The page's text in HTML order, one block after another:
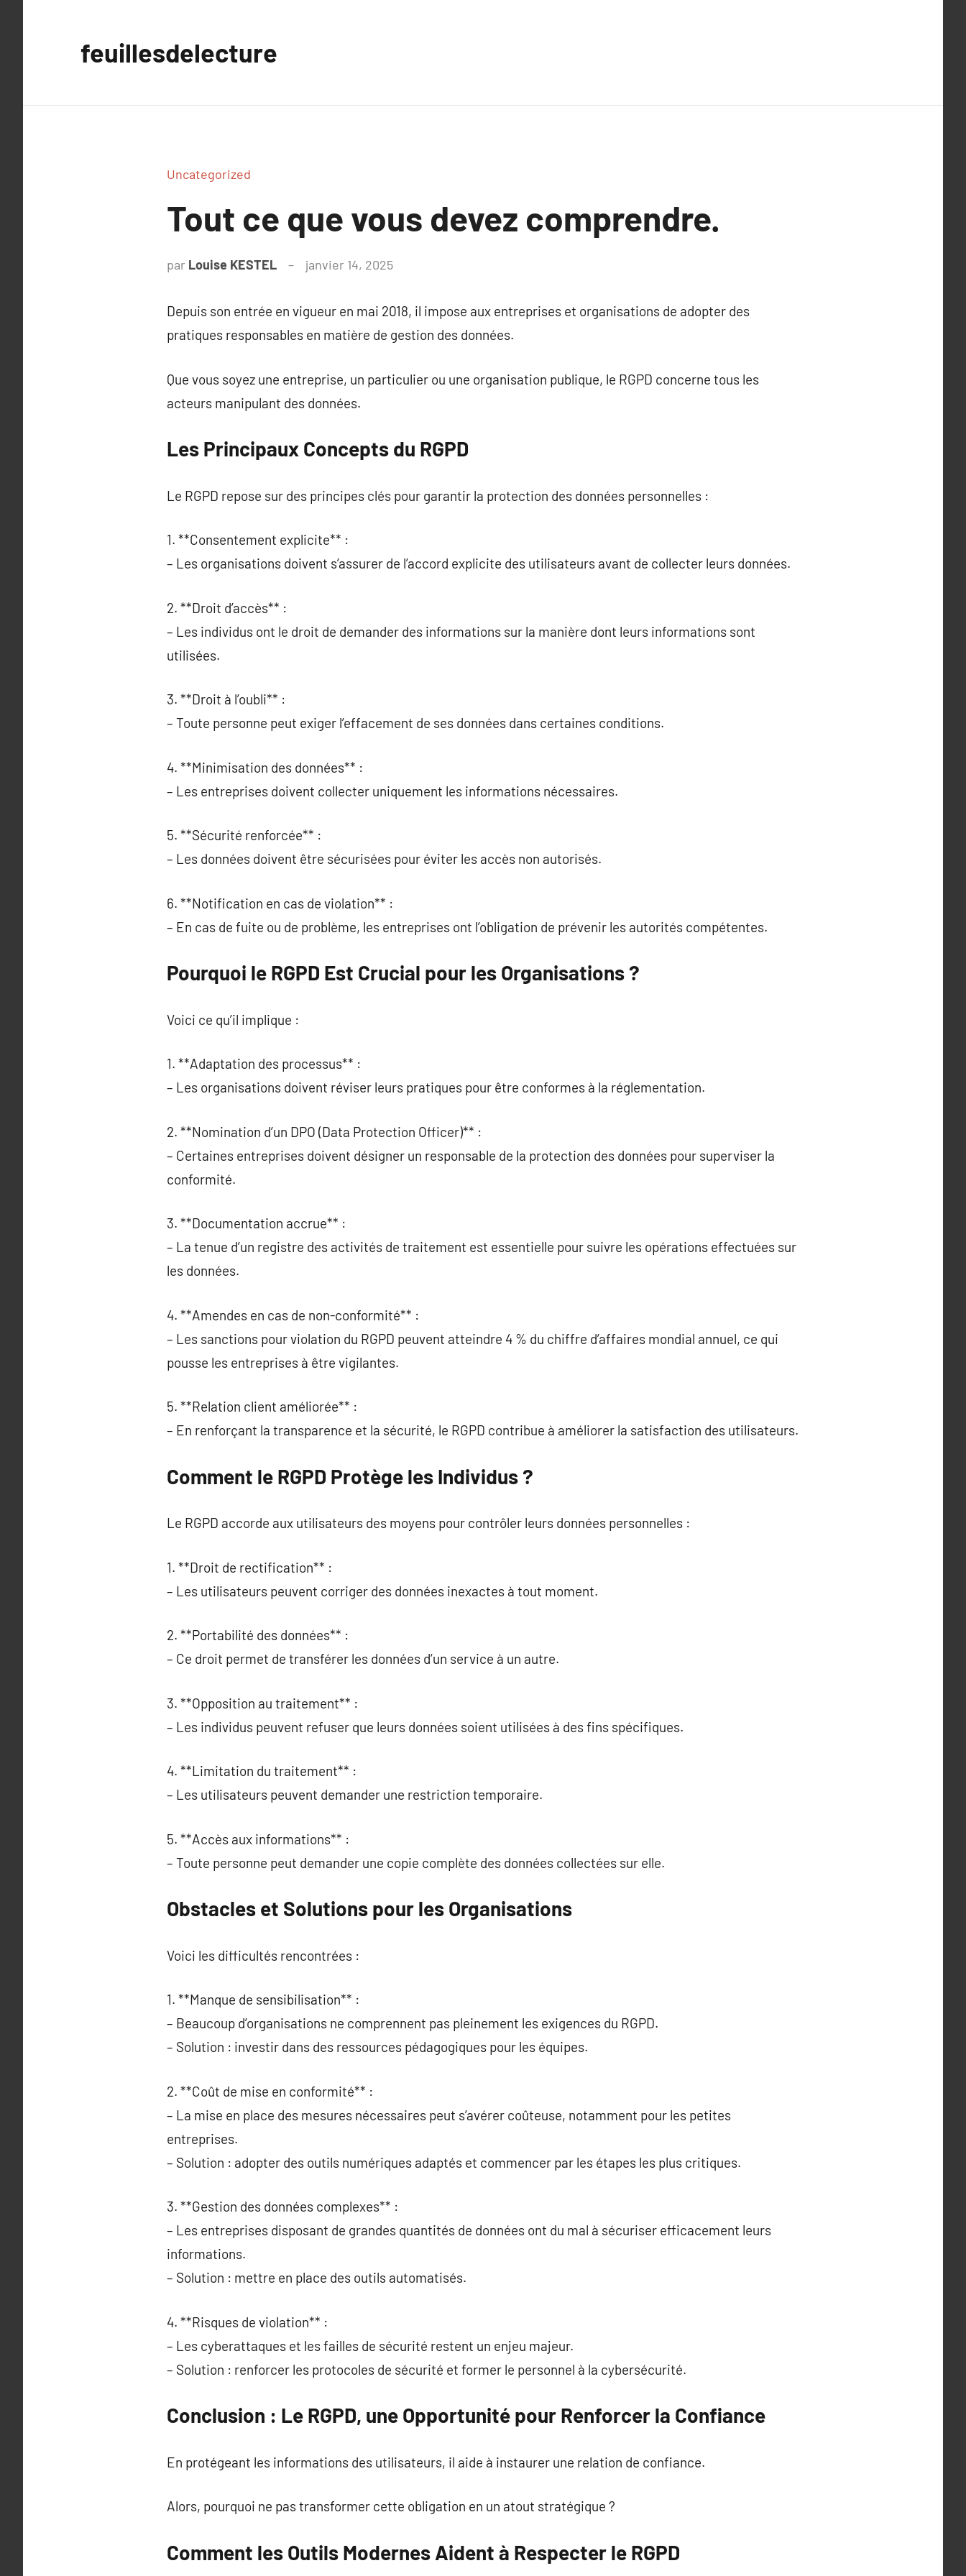
feuillesdelecture
Uncategorized
Tout ce que vous devez comprendre.
par Louise KESTEL janvier 14, 2025
Depuis son entrée en vigueur en mai 2018, il impose aux entreprises et organisations de adopter des
pratiques responsables en matière de gestion des données.
Que vous soyez une entreprise, un particulier ou une organisation publique, le RGPD concerne tous les
acteurs manipulant des données.
Les Principaux Concepts du RGPD
Le RGPD repose sur des principes clés pour garantir la protection des données personnelles :
1. **Consentement explicite** :
– Les organisations doivent s’assurer de l’accord explicite des utilisateurs avant de collecter leurs données.
2. **Droit d’accès** :
– Les individus ont le droit de demander des informations sur la manière dont leurs informations sont
utilisées.
3. **Droit à l’oubli** :
– Toute personne peut exiger l’effacement de ses données dans certaines conditions.
4. **Minimisation des données** :
– Les entreprises doivent collecter uniquement les informations nécessaires.
5. **Sécurité renforcée** :
– Les données doivent être sécurisées pour éviter les accès non autorisés.
6. **Notification en cas de violation** :
– En cas de fuite ou de problème, les entreprises ont l’obligation de prévenir les autorités compétentes.
Pourquoi le RGPD Est Crucial pour les Organisations ?
Voici ce qu’il implique :
1. **Adaptation des processus** :
– Les organisations doivent réviser leurs pratiques pour être conformes à la réglementation.
2. **Nomination d’un DPO (Data Protection Officer)** :
– Certaines entreprises doivent désigner un responsable de la protection des données pour superviser la
conformité.
3. **Documentation accrue** :
– La tenue d’un registre des activités de traitement est essentielle pour suivre les opérations effectuées sur
les données.
4. **Amendes en cas de non-conformité** :
– Les sanctions pour violation du RGPD peuvent atteindre 4 % du chiffre d’affaires mondial annuel, ce qui
pousse les entreprises à être vigilantes.
5. **Relation client améliorée** :
– En renforçant la transparence et la sécurité, le RGPD contribue à améliorer la satisfaction des utilisateurs.
Comment le RGPD Protège les Individus ?
Le RGPD accorde aux utilisateurs des moyens pour contrôler leurs données personnelles :
1. **Droit de rectification** :
– Les utilisateurs peuvent corriger des données inexactes à tout moment.
2. **Portabilité des données** :
– Ce droit permet de transférer les données d’un service à un autre.
3. **Opposition au traitement** :
– Les individus peuvent refuser que leurs données soient utilisées à des fins spécifiques.
4. **Limitation du traitement** :
– Les utilisateurs peuvent demander une restriction temporaire.
5. **Accès aux informations** :
– Toute personne peut demander une copie complète des données collectées sur elle.
Obstacles et Solutions pour les Organisations
Voici les difficultés rencontrées :
1. **Manque de sensibilisation** :
– Beaucoup d’organisations ne comprennent pas pleinement les exigences du RGPD.
– Solution : investir dans des ressources pédagogiques pour les équipes.
2. **Coût de mise en conformité** :
– La mise en place des mesures nécessaires peut s’avérer coûteuse, notamment pour les petites
entreprises.
– Solution : adopter des outils numériques adaptés et commencer par les étapes les plus critiques.
3. **Gestion des données complexes** :
– Les entreprises disposant de grandes quantités de données ont du mal à sécuriser efficacement leurs
informations.
– Solution : mettre en place des outils automatisés.
4. **Risques de violation** :
– Les cyberattaques et les failles de sécurité restent un enjeu majeur.
– Solution : renforcer les protocoles de sécurité et former le personnel à la cybersécurité.
Conclusion : Le RGPD, une Opportunité pour Renforcer la Confiance
En protégeant les informations des utilisateurs, il aide à instaurer une relation de confiance.
Alors, pourquoi ne pas transformer cette obligation en un atout stratégique ?
Comment les Outils Modernes Aident à Respecter le RGPD